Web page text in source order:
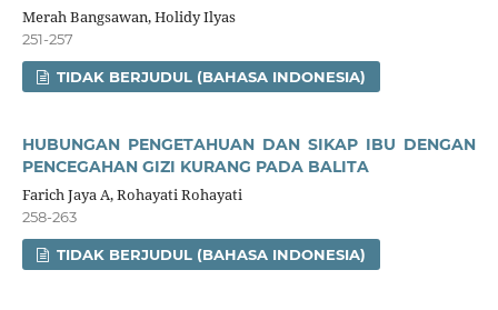
Merah Bangsawan, Holidy Ilyas
251-257
TIDAK BERJUDUL (BAHASA INDONESIA)
HUBUNGAN PENGETAHUAN DAN SIKAP IBU DENGAN
PENCEGAHAN GIZI KURANG PADA BALITA
Farich Jaya A, Rohayati Rohayati
258-263
TIDAK BERJUDUL (BAHASA INDONESIA)